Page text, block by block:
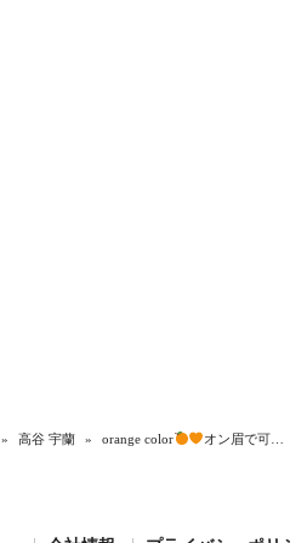
» 高谷 宇蘭 » orange color オン眉で可…